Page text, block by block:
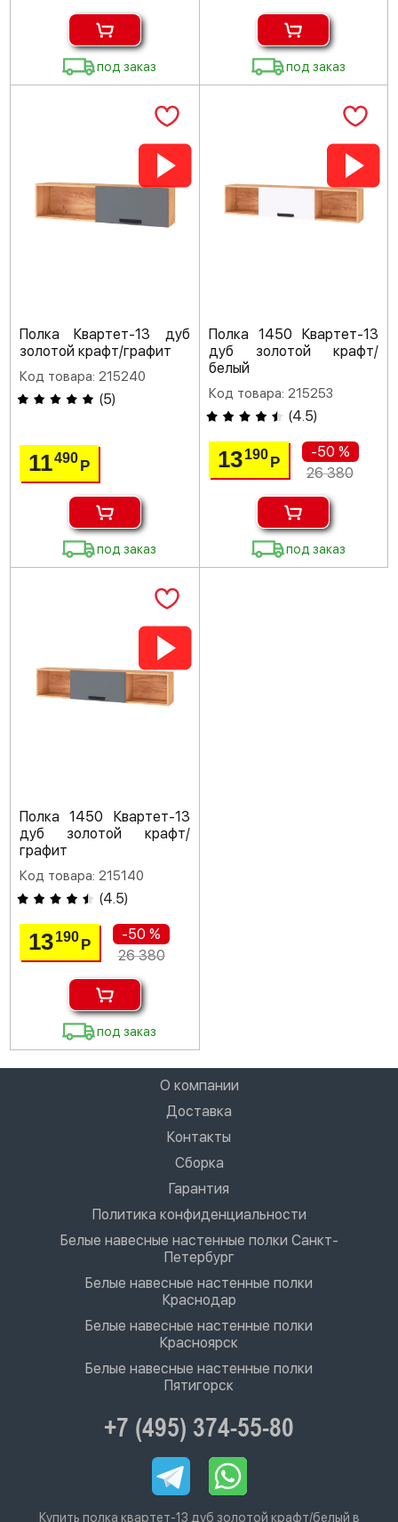
под заказ под заказ
Полка Квартет-13 дуб
золотой крафт/графит
Код товара: 215240
(5)
11490Р
под заказ
Полка 1450 Квартет-13
дуб золотой крафт/
белый
Код товара: 215253
(4.5)
13 190 Р
-50 %
26 380
под заказ
Полка 1450 Квартет-13
дуб золотой крафт/
графит
Код товара: 215140
(4.5)
13190Р
-50 %
26 380
под заказ
О компании
Доставка
Контакты
Сборка
Гарантия
Политика конфиденциальности
Белые навесные настенные полки Санкт-
Петербург
Белые навесные настенные полки
Краснодар
Белые навесные настенные полки
Красноярск
Белые навесные настенные полки
Пятигорск
+7 (495) 374-55-80
Купить полка квартет-13 дуб золотой крафт/белый в